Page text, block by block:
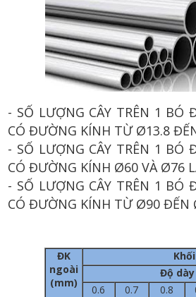
- SỐ LƯỢNG CÂY TRÊN 1 BÓ
CÓ ĐƯỜNG KÍNH TỪ Ø13.8
- SỐ LƯỢNG CÂY TRÊN 1 BÓ
CÓ ĐƯỜNG KÍNH Ø60 VÀ Ø76
- SỐ LƯỢNG CÂY TRÊN 1 BÓ
CÓ ĐƯỜNG KÍNH TỪ Ø90 ĐẾN
ĐK
ngoài
(mm)
Độ
0.6
0.7 0.8